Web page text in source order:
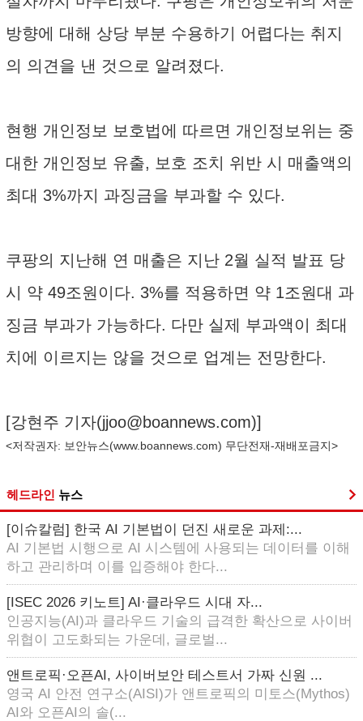
방향에 대해 상당 부분 수용하기 어렵다는 취지
의 의견을 낸 것으로 알려졌다.
현행 개인정보 보호법에 따르면 개인정보위는 중
대한 개인정보 유출, 보호 조치 위반 시 매출액의
최대 3%까지 과징금을 부과할 수 있다.
쿠팡의 지난해 연 매출은 지난 2월 실적 발표 당
시 약 49조원이다. 3%를 적용하면 약 1조원대 과
징금 부과가 가능하다. 다만 실제 부과액이 최대
치에 이르지는 않을 것으로 업계는 전망한다.
[강현주 기자(jjoo@boannews.com)]
<저작권자: 보안뉴스(www.boannews.com) 무단전재-재배포금지>
헤드라인 뉴스
[이슈칼럼] 한국 AI 기본법이 던진 새로운 과제:...
AI 기본법 시행으로 AI 시스템에 사용되는 데이터를 이해
하고 관리하며 이를 입증해야 한다...
[ISEC 2026 키노트] AI·클라우드 시대 자...
인공지능(AI)과 클라우드 기술의 급격한 확산으로 사이버
위협이 고도화되는 가운데, 글로벌...
앤트로픽·오픈AI, 사이버보안 테스트서 가짜 신원 ...
영국 AI 안전 연구소(AISI)가 앤트로픽의 미토스(Mythos)
AI와 오픈AI의 솔(...